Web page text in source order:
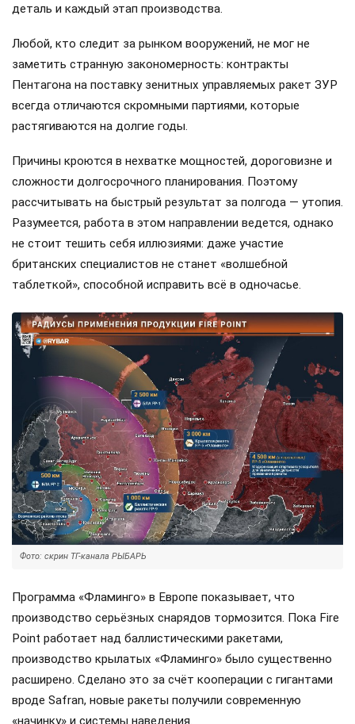
деталь и каждый этап производства.
Любой, кто следит за рынком вооружений, не мог не
заметить странную закономерность: контракты
Пентагона на поставку зенитных управляемых ракет ЗУР
всегда отличаются скромными партиями, которые
растягиваются на долгие годы.
Причины кроются в нехватке мощностей, дороговизне и
сложности долгосрочного планирования. Поэтому
рассчитывать на быстрый результат за полгода — утопия.
Разумеется, работа в этом направлении ведется, однако
не стоит тешить себя иллюзиями: даже участие
британских специалистов не станет «волшебной
таблеткой», способной исправить всё в одночасье.
Фото: скрин ТГ-канала РЫБАРЬ
Программа «Фламинго» в Европе показывает, что
производство серьёзных снарядов тормозится. Пока Fire
Point работает над баллистическими ракетами,
производство крылатых «Фламинго» было существенно
расширено. Сделано это за счёт кооперации с гигантами
вроде Safran, новые ракеты получили современную
«начинку» и системы наведения.